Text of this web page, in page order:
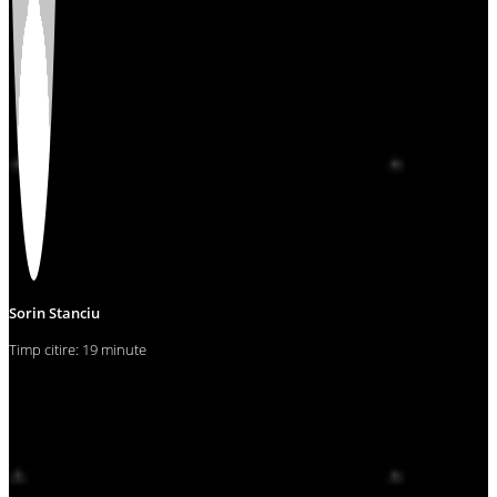
Sorin Stanciu
Timp citire: 19 minute